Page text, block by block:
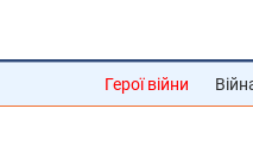
Герої війни